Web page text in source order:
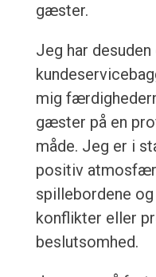
gæster.
Jeg har
mig
gæster på en
måde. Jeg er i
positiv
spillebordene
konflikter eller
beslutsomhed.